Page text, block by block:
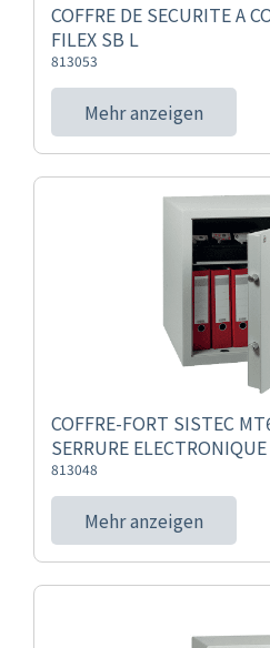
COFFRE DE SECURITE A
FILEX SB L
813053
Mehr anzeigen
COFFRE-FORT SISTEC
SERRURE ELECTRONIQUE
813048
Mehr anzeigen